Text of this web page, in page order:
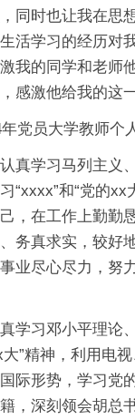
同时也让我在思
活学习的经历对
我的同学和老师
感激他给我的这一
党员大学教师个
真学习马列主义
“xxxx”和“党的xx
，在工作上勤勤
务真求实，较好
业尽心尽力，努
学习邓小平理论
大”精神，利用电
际形势，学习党
，深刻领会胡总